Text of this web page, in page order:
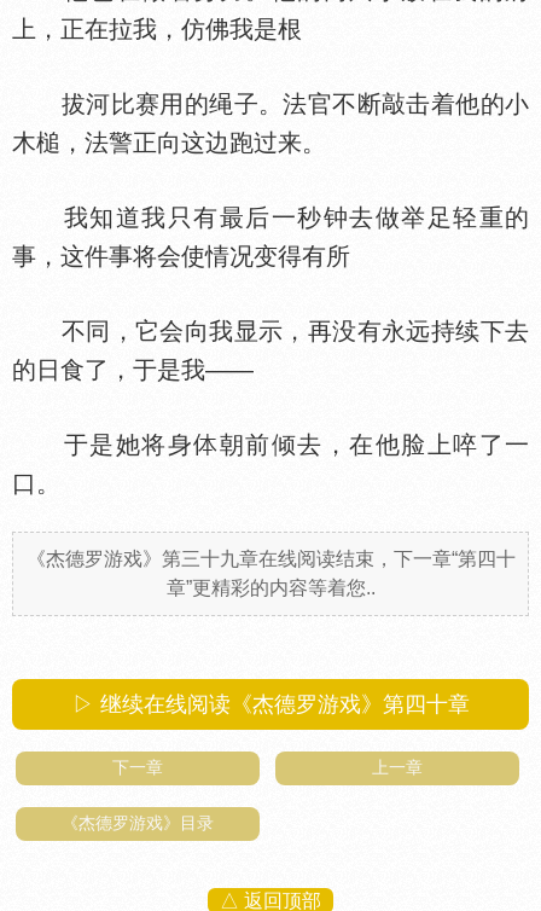
上，正在拉我，仿佛我是根
拔河比赛用的绳子。法官不断敲击着他的小
木槌，法警正向这边跑过来。
我知道我只有最后一秒钟去做举足轻重的
事，这件事将会使情况变得有所
不同，它会向我显示，再没有永远持续下去
的日食了，于是我——
于是她将身
朝前倾去，在他脸上啐了一
口。
《杰德罗游戏》第三十九章在线阅读结束，下一章“第四十
章”更精彩的内容等着您..
▷ 继续在线阅读《杰德罗游戏》第四十章
下一章 上一章
《杰德罗游戏》目录
△ 返回顶部